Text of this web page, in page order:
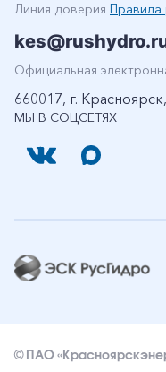
МЫ В СОЦСЕТЯХ
Линия доверия Правила
Официальная
660017, г.
© ПАО